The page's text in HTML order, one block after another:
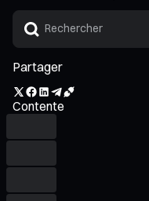
Partager
Contente